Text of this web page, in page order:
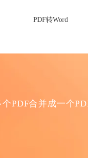
PDF转Word
PDF合并成一个